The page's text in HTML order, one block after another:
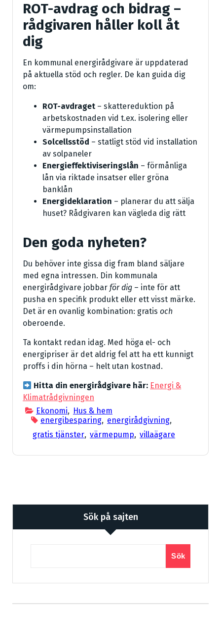
ROT-avdrag och bidrag –
rådgivaren håller koll åt
dig
En kommunal energirådgivare är uppdaterad
på aktuella stöd och regler. De kan guida dig
om:
ROT-avdraget – skattereduktion på
arbetskostnaden vid t.ex. isolering eller
värmepumpsinstallation
Solcellsstöd – statligt stöd vid installation
av solpaneler
Energieffektiviseringslån – förmånliga
lån via riktade insatser eller gröna
banklån
Energideklaration – planerar du att sälja
huset? Rådgivaren kan vägleda dig rätt
Den goda nyheten?
Du behöver inte gissa dig fram bland säljare
med egna intressen. Din kommunala
energirådgivare jobbar för dig – inte för att
pusha en specifik produkt eller ett visst märke.
Det är en ovanlig kombination: gratis och
oberoende.
Ta kontakt redan idag. Med höga el- och
energipriser är det aldrig fel att ha ett kunnigt
proffs i din hörna – helt utan kostnad.
Hitta din energirådgivare här: Energi &
Klimatrådgivningen
Ekonomi, Hus & hem
energibesparing, energirådgivning,
gratis tjänster, värmepump, villaägare
Sök på sajten
Sök